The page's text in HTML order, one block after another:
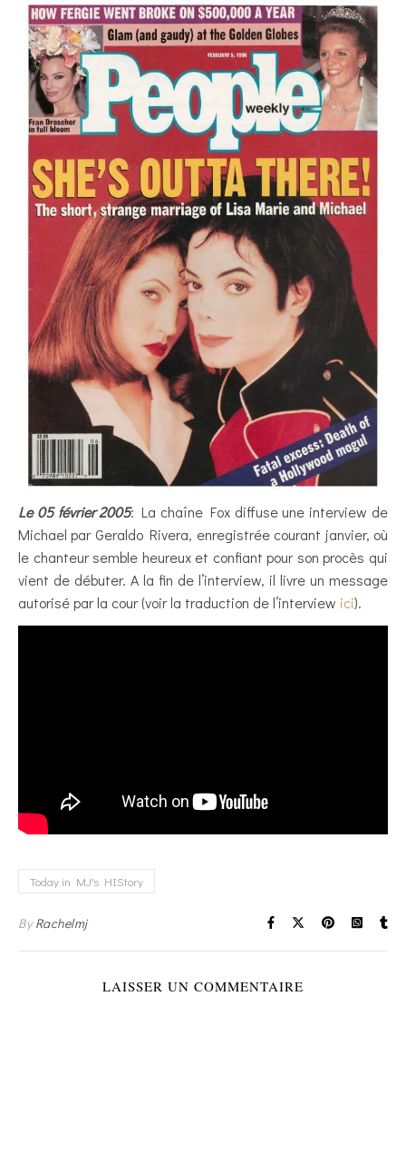
Le 05 février 2005: La chaîne Fox diffuse une interview de
Michael par Geraldo Rivera, enregistrée courant janvier, où
le chanteur semble heureux et confiant pour son procès qui
vient de débuter. A la fin de l’interview, il livre un message
autorisé par la cour (voir la traduction de l’interview ici).
Today in MJ's HIStory
ByRachelmj
LAISSER UN COMMENTAIRE